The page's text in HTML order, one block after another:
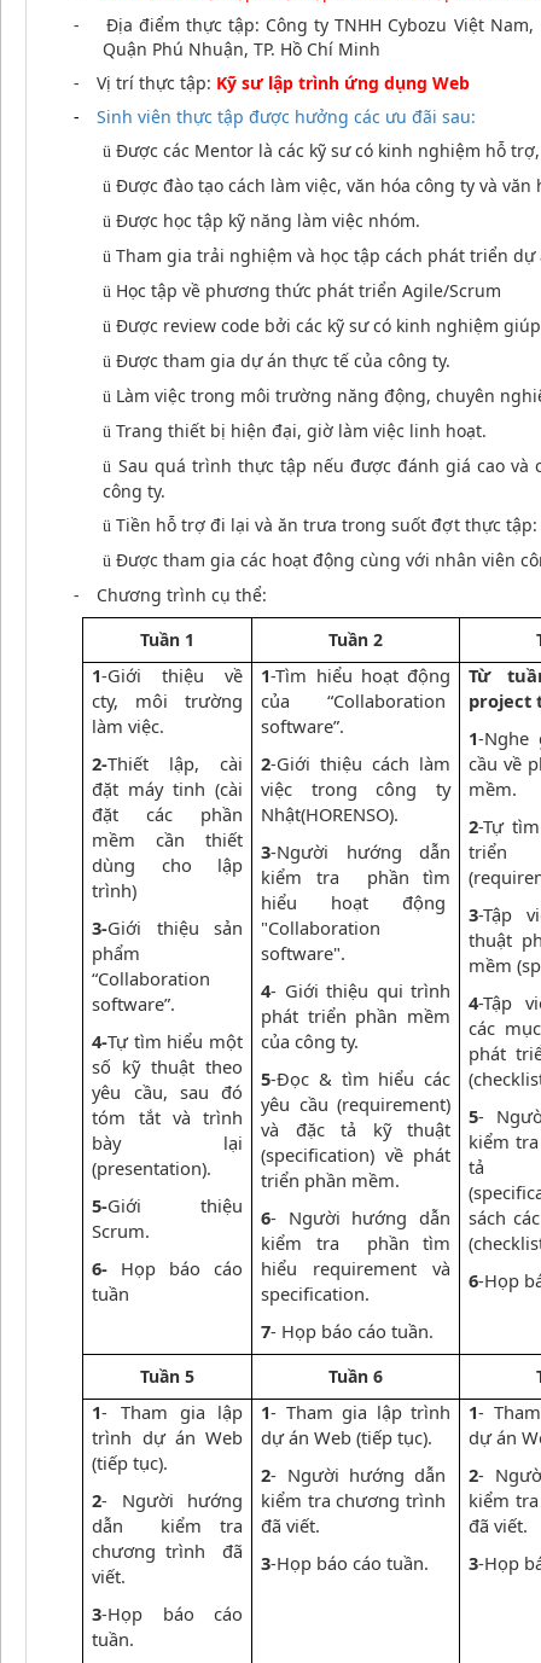
-
Địa điểm thực tập: Công ty TNHH Cybozu Việt
Quận Phú Nhuận, TP. Hồ Chí Minh
-
Vị trí thực tập: Kỹ sư lập trình ứng dụng Web
-
Sinh viên thực tập được hưởng các ưu đãi sau:
ü Được các Mentor là các kỹ sư có kinh nghiệm hỗ
ü Được đào tạo cách làm việc, văn hóa công ty và văn
ü Được học tập kỹ năng làm việc nhóm.
ü Tham gia trải nghiệm và học tập cách phát triển
ü Học tập về phương thức phát triển Agile/Scrum
ü Được review code bởi các kỹ sư có kinh nghiệm
ü Được tham gia dự án thực tế của công ty.
ü Làm việc trong môi trường năng động, chuyên
ü Trang thiết bị hiện đại, giờ làm việc linh hoạt.
ü Sau quá trình thực tập nếu được đánh giá cao
công ty.
ü Tiền hỗ trợ đi lại và ăn trưa trong suốt đợt thực tập:
ü Được tham gia các hoạt động cùng với nhân viên
-
Chương trình cụ thể:
Tuần 1
Tuần 2
1-Giới thiệu về
cty, môi trường
làm việc.
2-Thiết lập, cài
đặt máy tinh (cài
đặt các phần
mềm cần thiết
dùng cho lập
trình)
3-Giới thiệu sản
phẩm
“Collaboration
software”.
4-Tự tìm hiểu một
số kỹ thuật theo
yêu cầu, sau đó
tóm tắt và trình
bày lại
(presentation).
5-Giới thiệu
Scrum.
6- Họp báo cáo
tuần
1-Tìm hiểu hoạt động
của “Collaboration
software”.
2-Giới thiệu cách làm
việc trong công ty
Nhật(HORENSO).
3-Người hướng dẫn
kiểm tra phần tìm
hiểu hoạt động
"Collaboration
software".
4- Giới thiệu qui trình
phát triển phần mềm
của công ty.
5-Đọc & tìm hiểu các
yêu cầu (requirement)
và đặc tả kỹ thuật
(specification) về phát
triển phần mềm.
6- Người hướng dẫn
kiểm tra phần tìm
hiểu requirement và
specification.
7- Họp báo cáo tuần.
Từ
project
1-Nghe
cầu về
mềm.
2-Tự
triển
3-Tập
thuật
mềm
4-Tập
các
phát
5-
kiểm
tả
sách
6-Họp
Tuần 5 Tuần 6
1- Tham gia lập
trình dự án Web
(tiếp tục).
2- Người hướng
dẫn kiểm tra
chương trình đã
viết.
3-Họp báo cáo
tuần.
1- Tham gia lập trình
dự án Web (tiếp tục).
2- Người hướng dẫn
kiểm tra chương trình
đã viết.
3-Họp báo cáo tuần.
1-
dự án
2-
kiểm
đã viết.
3-Họp